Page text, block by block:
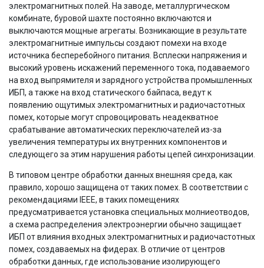
электромагнитных полей. На заводе, металлургическом
комбинате, буровой шахте постоянно включаются и
выключаются мощные агрегаты. Возникающие в результате
электромагнитные импульсы создают помехи на входе
источника бесперебойного питания. Всплески напряжения и
высокий уровень искажений переменного тока, подаваемого
на вход выпрямителя и зарядного устройства промышленных
ИБП, а также на вход статического байпаса, ведут к
появлению ощутимых электромагнитных и радиочастотных
помех, которые могут спровоцировать неадекватное
срабатывание автоматических переключателей из-за
увеличения температуры их внутренних компонентов и
следующего за этим нарушения работы цепей синхронизации.
В типовом центре обработки данных внешняя среда, как
правило, хорошо защищена от таких помех. В соответствии с
рекомендациями IEEE, в таких помещениях
предусматривается установка специальных молниеотводов,
а схема распределения электроэнергии обычно защищает
ИБП от влияния входных электромагнитных и радиочастотных
помех, создаваемых на фидерах. В отличие от центров
обработки данных, где использование изолирующего